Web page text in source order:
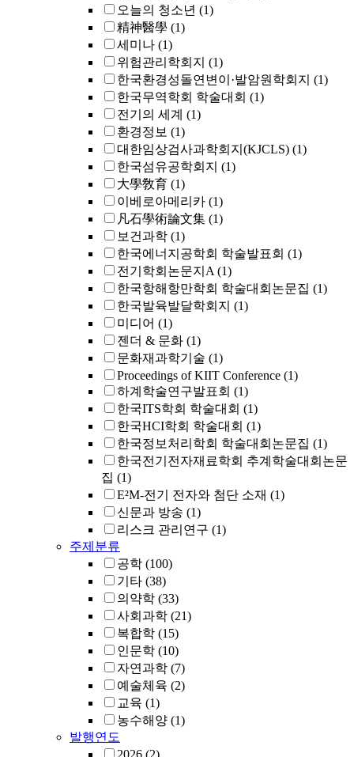
오늘의 청소년 (1)
精神醫學 (1)
세미나 (1)
위험관리학회지 (1)
한국환경성돌연변이·발암원학회지 (1)
한국무역학회 학술대회 (1)
전기의 세계 (1)
환경정보 (1)
대한임상검사과학회지(KJCLS) (1)
한국섬유공학회지 (1)
大學敎育 (1)
이베로아메리카 (1)
凡石學術論文集 (1)
보건과학 (1)
한국에너지공학회 학술발표회 (1)
전기학회논문지A (1)
한국항해항만학회 학술대회논문집 (1)
한국발육발달학회지 (1)
미디어 (1)
젠더 & 문화 (1)
문화재과학기술 (1)
Proceedings of KIIT Conference (1)
하계학술연구발표회 (1)
한국ITS학회 학술대회 (1)
한국HCI학회 학술대회 (1)
한국정보처리학회 학술대회논문집 (1)
한국전기전자재료학회 추계학술대회논문
집 (1)
E²M-전기 전자와 첨단 소재 (1)
신문과 방송 (1)
리스크 관리연구 (1)
주제분류
공학 (100)
기타 (38)
의약학 (33)
사회과학 (21)
복합학 (15)
인문학 (10)
자연과학 (7)
예술체육 (2)
교육 (1)
농수해양 (1)
발행연도
2026 (2)